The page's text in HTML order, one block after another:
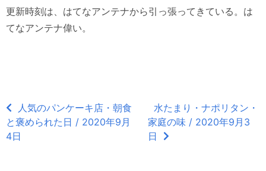
更新時刻は、はてなアンテナから引っ張ってきている。は
てなアンテナ偉い。
人気のパンケーキ店・朝食
と褒められた日 / 2020年9月
4日
水たまり・ナポリタン・
家庭の味 / 2020年9月3
日